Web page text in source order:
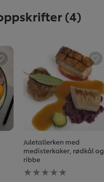
(4)
Juletallerken med
medisterkaker, rødkål og
ribbe
Ingen
vurderinger